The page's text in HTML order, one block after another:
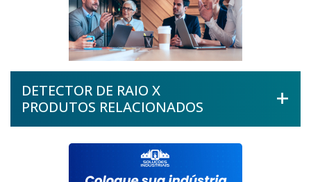
DETECTOR DE RAIO X
PRODUTOS RELACIONADOS